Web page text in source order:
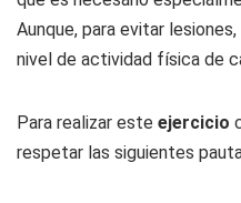
Aunque, para evitar
nivel de actividad física de
Para realizar este ejercicio
respetar las siguientes